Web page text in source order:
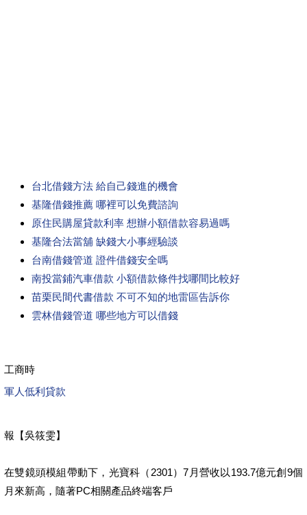
台北借錢方法 給自己錢進的機會
基隆借錢推薦 哪裡可以免費諮詢
原住民購屋貸款利率 想辦小額借款容易過嗎
基隆合法當舖 缺錢大小事經驗談
台南借錢管道 證件借錢安全嗎
南投當鋪汽車借款 小額借款條件找哪間比較好
苗栗民間代書借款 不可不知的地雷區告訴你
雲林借錢管道 哪些地方可以借錢
工商時
軍人低利貸款
報【吳筱雯】
在雙鏡頭模組帶動下，光寶科（2301）7月營收以193.7億元創9個
月來新高，隨著PC相關產品終端客戶